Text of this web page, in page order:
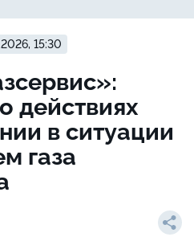
15:30
действиях
в ситуации
газа